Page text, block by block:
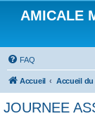
AMICALE
FAQ
Accueil Accueil du
JOURNEE